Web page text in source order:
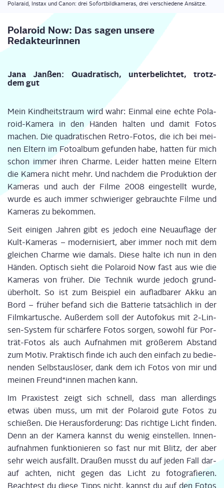
Pola­raid, Ins­tax und Canon: drei Sofort­bild­ka­me­ras, drei ver­schie­de­ne Ansätze.
Pola­roid Now: Das sagen unse­re
Redakteurinnen
Jana Jan­ßen: Qua­dra­tisch, unter­be­lich­tet, trotz­
dem gut
Mein Kind­heits­traum wird wahr: Ein­mal eine ech­te Pola­
roid-Kame­ra in den Hän­den hal­ten und damit Fotos
machen. Die qua­dra­ti­schen Retro-Fotos, die ich bei mei­
nen Eltern im Foto­al­bum gefun­den habe, hat­ten für mich
schon immer ihren Charme. Lei­der hat­ten mei­ne Eltern
die Kame­ra nicht mehr. Und nach­dem die Pro­duk­ti­on der
Kame­ras und auch der Fil­me 2008 ein­ge­stellt wur­de,
wur­de es auch immer schwie­ri­ger gebrauch­te Fil­me und
Kame­ras zu bekom­men.
Seit eini­gen Jah­ren gibt es jedoch eine Neu­auf­la­ge der
Kult-Kame­ras – moder­ni­siert, aber immer noch mit dem
glei­chen Charme wie damals. Die­se hal­te ich nun in den
Hän­den. Optisch sieht die Pola­roid Now fast aus wie die
Kame­ras von frü­her. Die Tech­nik wur­de jedoch grund­
über­holt. So ist zum Bei­spiel ein auf­lad­ba­rer Akku an
Bord – frü­her befand sich die Bat­te­rie tat­säch­lich in der
Film­kar­tu­sche. Außer­dem soll der Auto­fo­kus mit 2‑Lin­
sen-Sys­tem für schär­fe­re Fotos sor­gen, sowohl für Por­
trät-Fotos als auch Auf­nah­men mit grö­ße­rem Abstand
zum Motiv. Prak­tisch fin­de ich auch den ein­fach zu bedie­
nen­den Selbst­aus­lö­ser, dank dem ich Fotos von mir und
mei­nen Freund*innen machen kann.
Im Pra­xis­test zeigt sich schnell, dass man aller­dings
etwas üben muss, um mit der Pola­roid gute Fotos zu
schie­ßen. Die Her­aus­for­de­rung: Das rich­ti­ge Licht fin­den.
Denn an der Kame­ra kannst du wenig ein­stel­len. Innen­
auf­nah­men funk­tio­nie­ren so fast nur mit Blitz, der aber
sehr weich aus­fällt. Drau­ßen musst du auf jeden Fall dar­
auf ach­ten, nicht gegen das Licht zu foto­gra­fie­ren.
Beach­test du die­se Tipps nicht, kannst du auf den Fotos